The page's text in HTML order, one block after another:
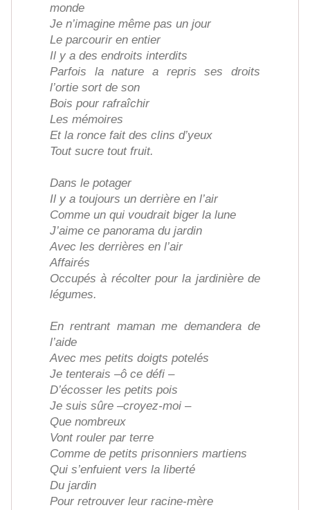
monde
Je n’imagine même pas un jour
Le parcourir en entier
Il y a des endroits interdits
Parfois la nature a repris ses droits
l’ortie sort de son
Bois pour rafraîchir
Les mémoires
Et la ronce fait des clins d’yeux
Tout sucre tout fruit.
Dans le potager
Il y a toujours un derrière en l’air
Comme un qui voudrait biger la lune
J’aime ce panorama du jardin
Avec les derrières en l’air
Affairés
Occupés à récolter pour la jardinière de
légumes.
En rentrant maman me demandera de
l’aide
Avec mes petits doigts potelés
Je tenterais –ô ce défi –
D’écosser les petits pois
Je suis sûre –croyez-moi –
Que nombreux
Vont rouler par terre
Comme de petits prisonniers martiens
Qui s’enfuient vers la liberté
Du jardin
Pour retrouver leur racine-mère